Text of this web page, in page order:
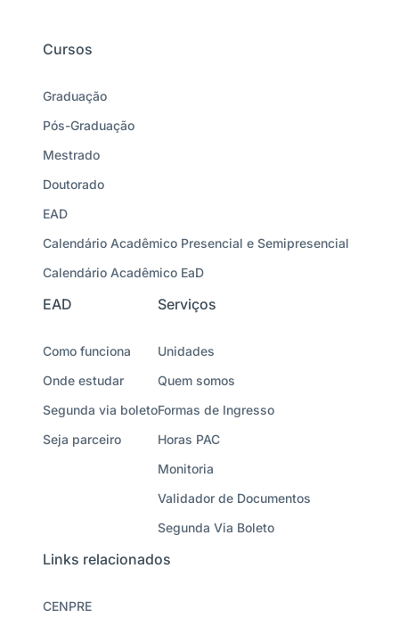
Cursos
Graduação
Pós-Graduação
Mestrado
Doutorado
EAD
Calendário Acadêmico Presencial e Semipresencial
Calendário Acadêmico EaD
EAD
Como funciona
Onde estudar
Segunda via boleto
Seja parceiro
Serviços
Unidades
Quem somos
Formas de Ingresso
Horas PAC
Monitoria
Validador de Documentos
Segunda Via Boleto
Links relacionados
CENPRE